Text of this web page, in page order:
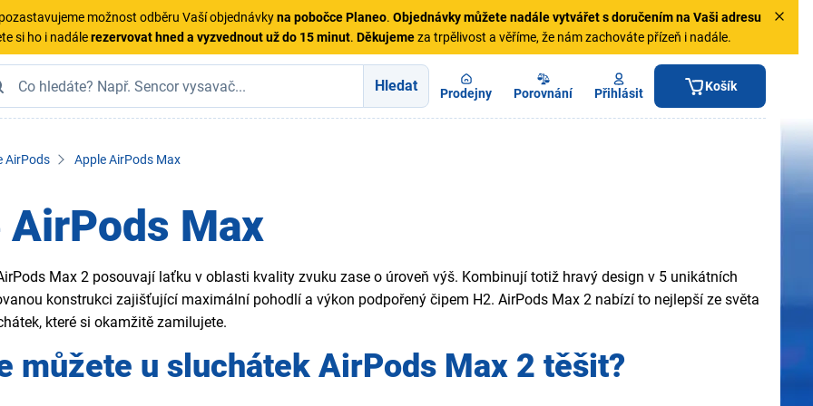
možnost odběru Vaší objednávkyna pobočce Planeo. Objednávkymůžete nadále vytvářet s doručením na Vaši adresu
si ho i nadálerezervovat hned a vyzvednout už do 15 minut. Děkujemeza trpělivost a věříme, že nám zachováte přízeň i nadále.
Hledat Prodejny Porovnání Přihlásit Košík
AirPods Apple AirPods Max
AirPods Max
Max 2 posouvají laťku v oblasti kvality zvuku zase o úroveň výš. Kombinují totiž hravý design v 5 unikátních
konstrukci zajišťující maximální pohodlí a výkon podpořený čipem H2. AirPods Max 2 nabízí to nejlepší ze světa
které si okamžitě zamilujete.
můžete u sluchátek AirPods Max 2 těšit?